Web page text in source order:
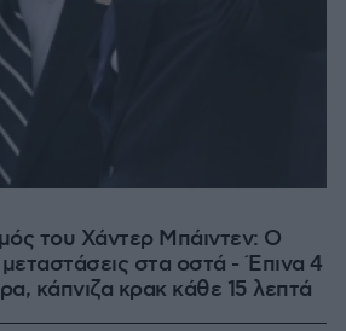
του Χάντερ Μπάιντεν: Ο
στα οστά - Έπινα 4
κάπνιζα κρακ κάθε 15 λεπτά